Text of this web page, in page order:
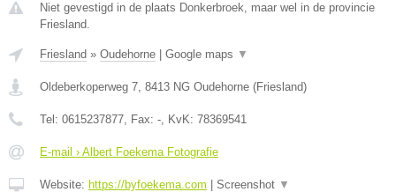
Niet gevestigd in de plaats Donkerbroek, maar wel in de provincie
Friesland.
Friesland » Oudehorne Google maps ▼
Oldeberkoperweg 7, 8413 NG Oudehorne (Friesland)
Tel: 0615237877, Fax: -, KvK: 78369541
E-mail › Albert Foekema Fotografie
Website: https://byfoekema.com Screenshot ▼